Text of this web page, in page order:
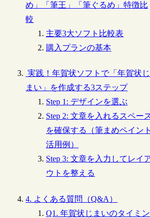
め」「筆王」「筆ぐるめ」特徴比
較
主要3大ソフト比較表
購入プランの基本
実践！年賀状ソフトで「年賀状じ
まい」を作成する3ステップ
Step 1: デザインを選ぶ
Step 2: 文章を入れるスペー
を確保する（筆まめペイント
活用例）
Step 3: 文章を入力してレイ
ウトを整える
4. よくある質問（Q&A）
Q1. 年賀状じまいのタイミン